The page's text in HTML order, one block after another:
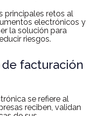
principales retos al
electrónicos y
la solución para
riesgos.
facturación
se refiere al
reciben, validan